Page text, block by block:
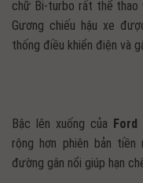
chữ Bi-turbo rất thể thao
Gương chiếu hậu xe
thống điều khiển điện và
Bậc lên xuống của Ford
rộng hơn phiên bản tiền
đường gân nổi giúp hạn